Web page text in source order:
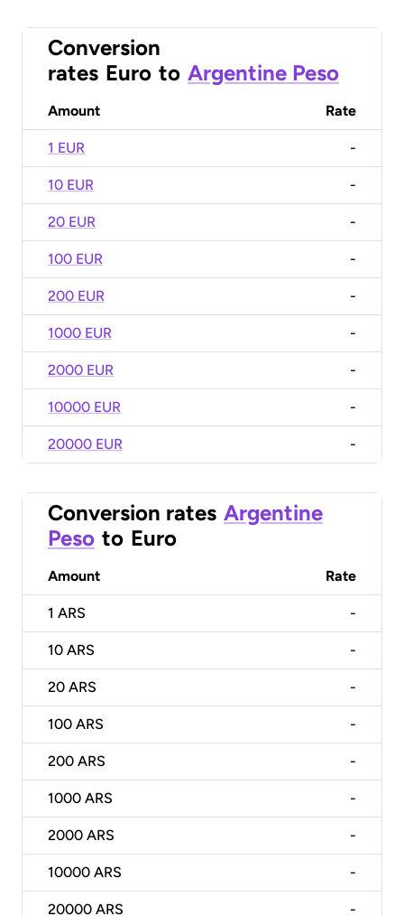
Conversion
rates Euro to Argentine Peso
Amount Rate
1 EUR -
10 EUR -
20 EUR -
100 EUR -
200 EUR -
1000 EUR -
2000 EUR -
10000 EUR -
20000 EUR -
Conversion rates Argentine
Peso to Euro
Amount Rate
1 ARS -
10 ARS -
20 ARS -
100 ARS -
200 ARS -
1000 ARS -
2000 ARS -
10000 ARS -
20000 ARS -